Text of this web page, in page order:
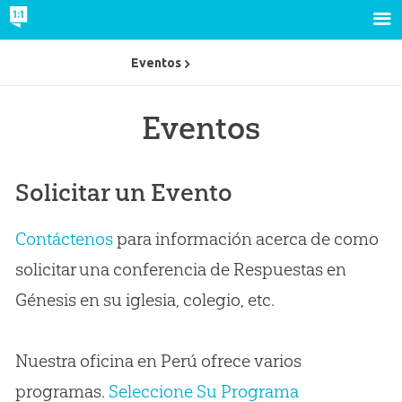
Eventos
Solicitar un Evento
Contáctenospara información acerca de como
solicitar una conferencia de Respuestas en
Génesis en su iglesia, colegio, etc.
Nuestra oficina en Perú ofrece varios
programas. Seleccione Su Programa
Eventos